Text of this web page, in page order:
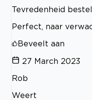
Tevredenheid
Perfect, naar
Beveelt aan
27 March 2023
Rob
Weert